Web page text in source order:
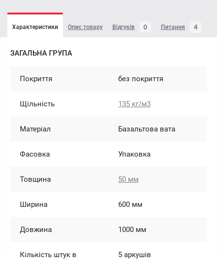
Характеристики Опис товару Відгуків 0 Питання 4
ЗАГАЛЬНА ГРУПА
Покриття без покриття
Щільність 135 кг/м3
Матеріал Базальтова вата
Фасовка Упаковка
Товщина 50 мм
Ширина 600 мм
Довжина 1000 мм
Кількість штук в
5 аркушів